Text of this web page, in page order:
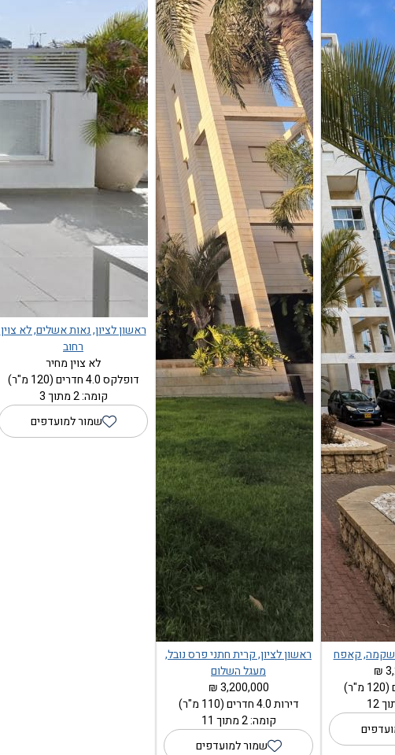
שקמה, קאפח
ראשון לציון, קרית חתני פרס נובל,
מעגל השלום
3,200,000 ₪
דירות 4.0 חדרים (110 מ"ר)
קומה: 2 מתוך 11
שמור למועדפים
ראשון לציון, נאות אשלים, לא צוין
רחוב
לא צוין מחיר
דופלקס 4.0 חדרים (120 מ"ר)
קומה: 2 מתוך 3
שמור למועדפים